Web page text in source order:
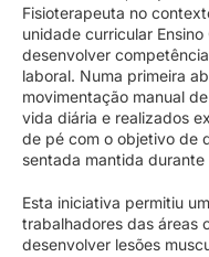
Fisioterapeuta no
unidade curricular
desenvolver
laboral. Numa primeira
movimentação manual
vida diária e realizados
de pé com o objetivo de
sentada mantida
Esta iniciativa permitiu
trabalhadores das áreas
desenvolver lesões